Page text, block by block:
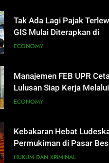
Manajemen FEB UPR
Lulusan Siap Kerja Melalui
Kebakaran Hebat
Permukiman di Pasar
Dibakar Penghuninya
Keluhkan Badut Jalanan,